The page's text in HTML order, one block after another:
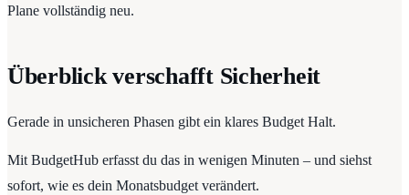
Plane vollständig neu.
Überblick verschafft Sicherheit
Gerade in unsicheren Phasen gibt ein klares Budget Halt.
Mit BudgetHub erfasst du das in wenigen Minuten – und siehst
sofort, wie es dein Monatsbudget verändert.